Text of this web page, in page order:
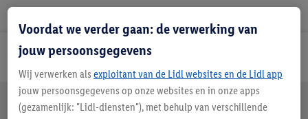
Lidl Nieuwsbrief
Jouw voordelen bij ons als Lidl webshop klant
Gratis retourneren Veilig winkelen
Voordat we verder gaan: de verwerking van
jouw persoonsgegevens
Wij verwerken als exploitant van de Lidl websites en de Lidl app
jouw persoonsgegevens op onze websites en in onze apps
(gezamenlijk: "Lidl-diensten"), met behulp van verschillende